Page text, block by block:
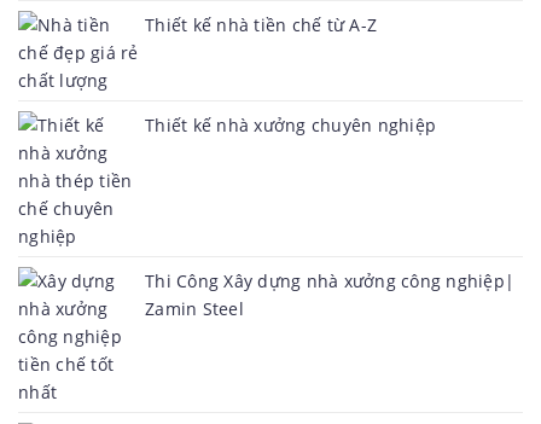
Thiết kế nhà tiền chế từ A-Z
Thiết kế nhà xưởng chuyên nghiệp
Thi Công Xây dựng nhà xưởng công nghiệp|
Zamin Steel